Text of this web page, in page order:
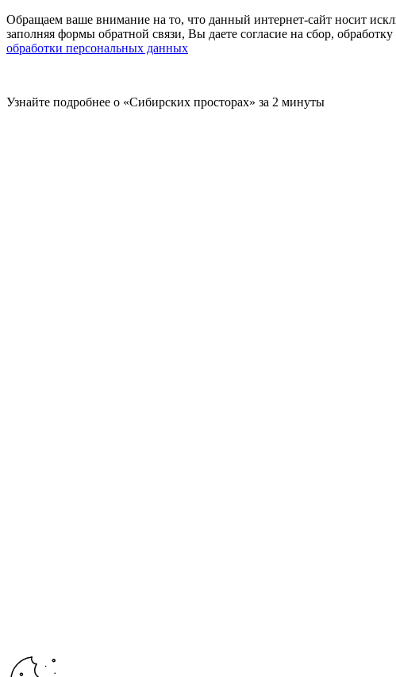
Обращаем ваше внимание на то, что данный интернет-сайт носит
заполняя формы обратной связи, Вы даете согласие на сбор,
обработки персональных данных
Узнайте подробнее о «Сибирских просторах» за 2 минуты